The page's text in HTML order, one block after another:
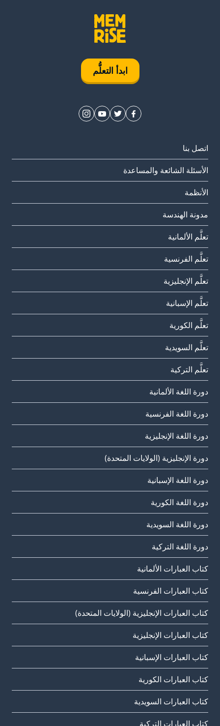
ابدأ التعلُّم
اتصل بنا
الأسئلة الشائعة والمساعدة
الأنظمة
مدونة الهندسة
تعلَّم الألمانية
تعلَّم الفرنسية
تعلَّم الإنجليزية
تعلَّم الإسبانية
تعلَّم الكورية
تعلَّم السويدية
تعلَّم التركية
دورة اللغة الألمانية
دورة اللغة الفرنسية
دورة اللغة الإنجليزية
دورة الإنجليزية (الولايات المتحدة)
دورة اللغة الإسبانية
دورة اللغة الكورية
دورة اللغة السويدية
دورة اللغة التركية
كتاب العبارات الألمانية
كتاب العبارات الفرنسية
كتاب العبارات الإنجليزية (الولايات المتحدة)
كتاب العبارات الإنجليزية
كتاب العبارات الإسبانية
كتاب العبارات الكورية
كتاب العبارات السويدية
كتاب العبارات التركية